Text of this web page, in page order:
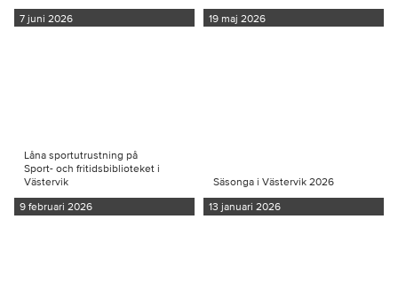
7 juni 2026 19 maj 2026
Låna sportutrustning på
Sport- och fritidsbiblioteket i
Västervik
9 februari 2026
Säsonga i Västervik 2026
13 januari 2026